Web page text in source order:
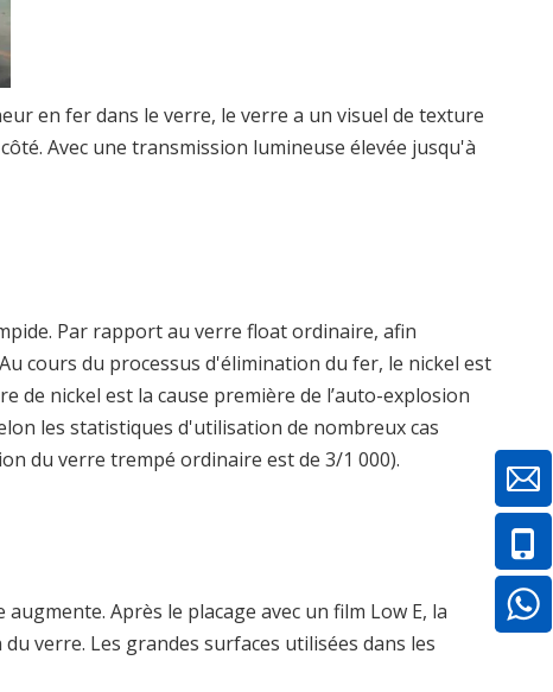
en fer dans le verre, le verre a un visuel de texture
Avec une transmission lumineuse élevée jusqu'à
Par rapport au verre float ordinaire, afin
cours du processus d'élimination du fer, le nickel est
nickel est la cause première de l’auto-explosion
les statistiques d'utilisation de nombreux cas
du verre trempé ordinaire est de 3/1 000).
Après le placage avec un film Low E, la
verre. Les grandes surfaces utilisées dans les